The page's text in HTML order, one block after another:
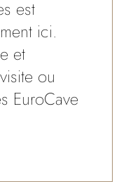
est
ici.
et
ou
EuroCave